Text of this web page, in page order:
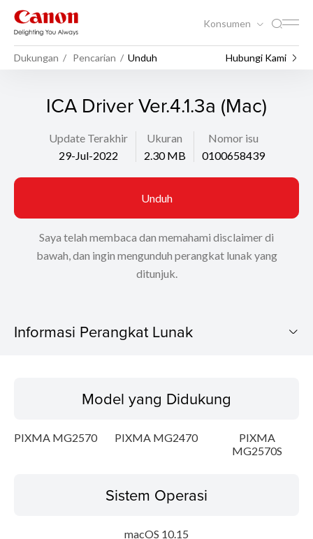
Konsumen
Dukungan Pencarian Unduh Hubungi Kami
ICA Driver Ver.4.1.3a (Mac)
Update Terakhir
29-Jul-2022
Ukuran
2.30 MB
Nomor isu
0100658439
Unduh
Saya telah membaca dan memahami disclaimer di
bawah, dan ingin mengunduh perangkat lunak yang
ditunjuk.
Informasi Perangkat Lunak
Sistem Operasi
Bahasa
Model yang Didukung
PIXMA MG2570 PIXMA MG2470
PIXMA
MG2570S
Sistem Operasi
macOS 10.15